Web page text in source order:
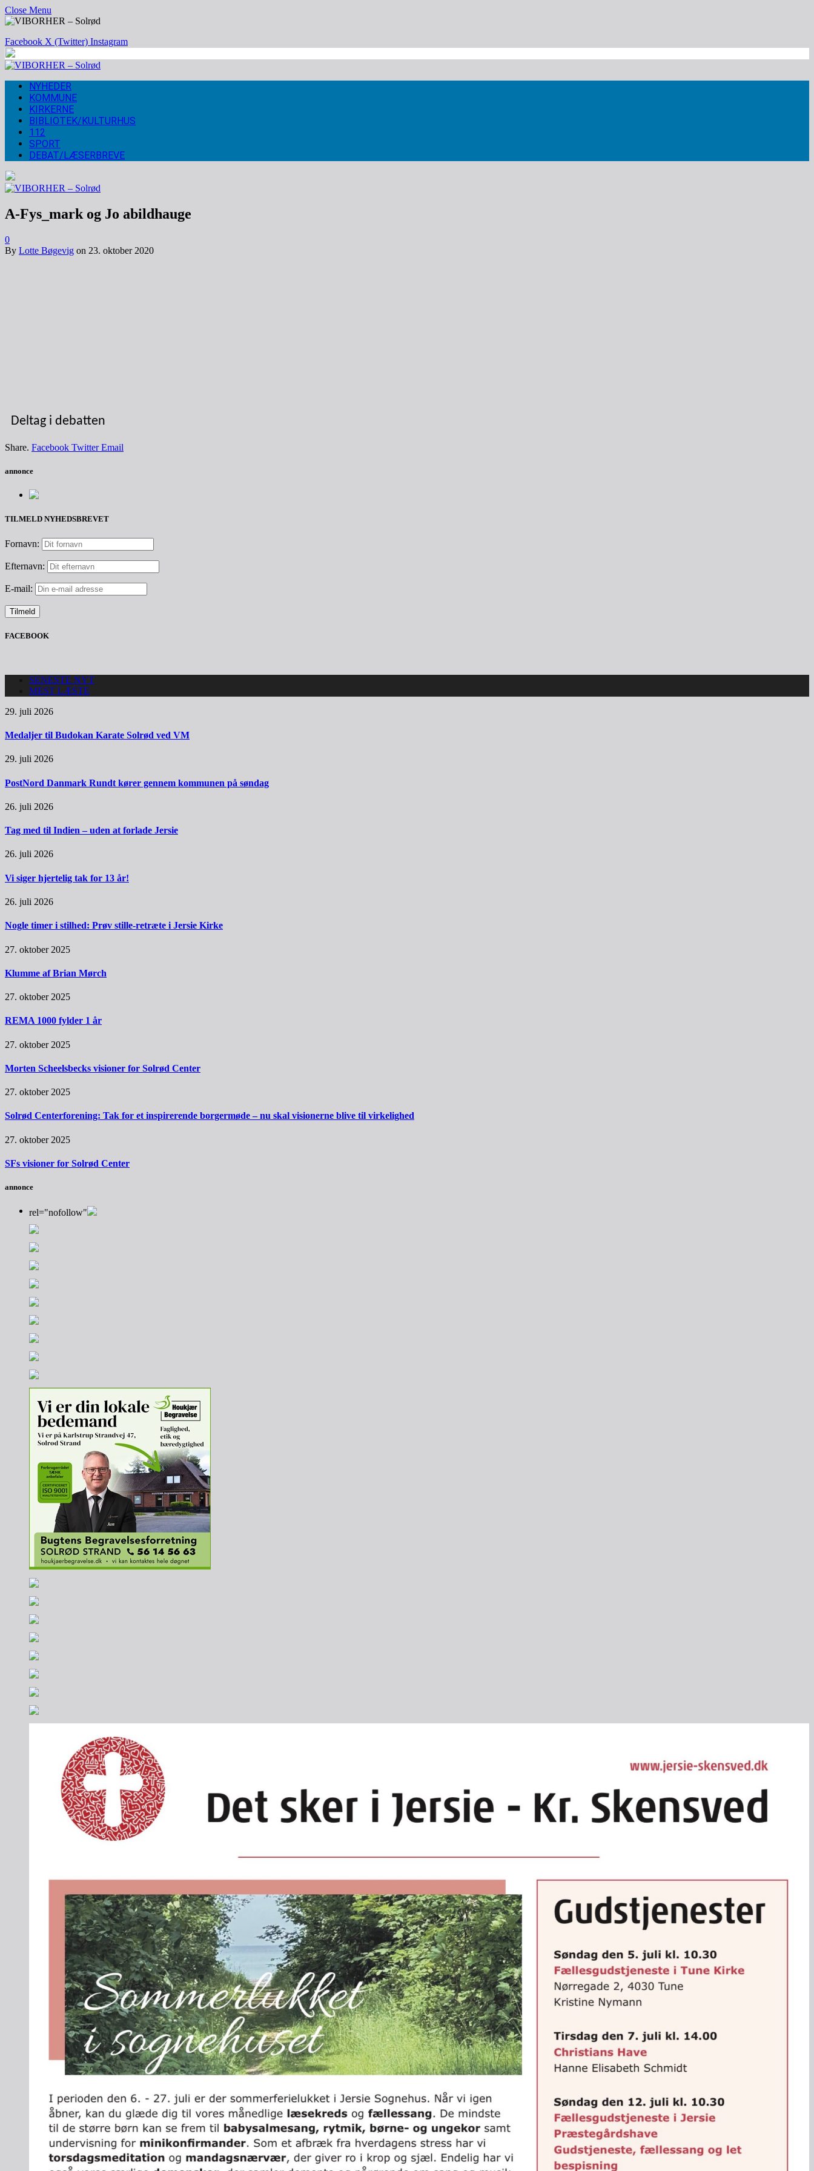
Close Menu
Facebook X (Twitter) Instagram
NYHEDER
KOMMUNE
KIRKERNE
BIBLIOTEK/KULTURHUS
112
SPORT
DEBAT/LÆSERBREVE
A-Fys_mark og Jo abildhauge
0
By Lotte Bøgevig on 23. oktober 2020
Deltag i debatten
Share. Facebook Twitter Email
annonce
TILMELD NYHEDSBREVET
Fornavn:
Efternavn:
E-mail:
FACEBOOK
SENESTE NYT
MEST LÆSTE
29. juli 2026
Medaljer til Budokan Karate Solrød ved VM
29. juli 2026
PostNord Danmark Rundt kører gennem kommunen på søndag
26. juli 2026
Tag med til Indien – uden at forlade Jersie
26. juli 2026
Vi siger hjertelig tak for 13 år!
26. juli 2026
Nogle timer i stilhed: Prøv stille-retræte i Jersie Kirke
27. oktober 2025
Klumme af Brian Mørch
27. oktober 2025
REMA 1000 fylder 1 år
27. oktober 2025
Morten Scheelsbecks visioner for Solrød Center
27. oktober 2025
Solrød Centerforening: Tak for et inspirerende borgermøde – nu skal visionerne blive til virkelighed
27. oktober 2025
SFs visioner for Solrød Center
annonce
rel="nofollow"